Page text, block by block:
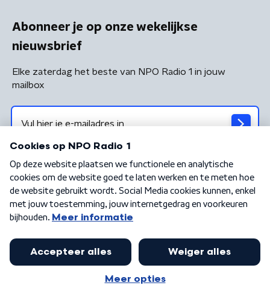
Abonneer je op onze wekelijkse
nieuwsbrief
Elke zaterdag het beste van NPO Radio 1 in jouw
mailbox
Algemene voorwaarden